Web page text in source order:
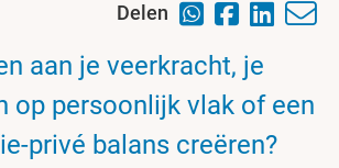
Delen
aan je veerkracht, je
op persoonlijk vlak of een
privé balans creëren?